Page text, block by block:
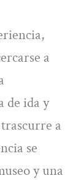
a
de ida y
a
se
y una